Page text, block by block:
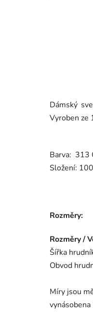
Dámský
Vyroben ze
Barva: 313
Složení:
Rozměry:
Rozměry /
Šířka
Obvod
Míry jsou